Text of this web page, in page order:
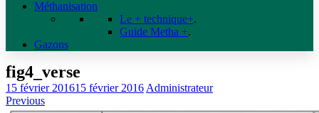
Méthanisation
Le + technique+.
Guide Metha +.
Gazons
fig4_verse
15 février 201615 février 2016 Administrateur
Previous